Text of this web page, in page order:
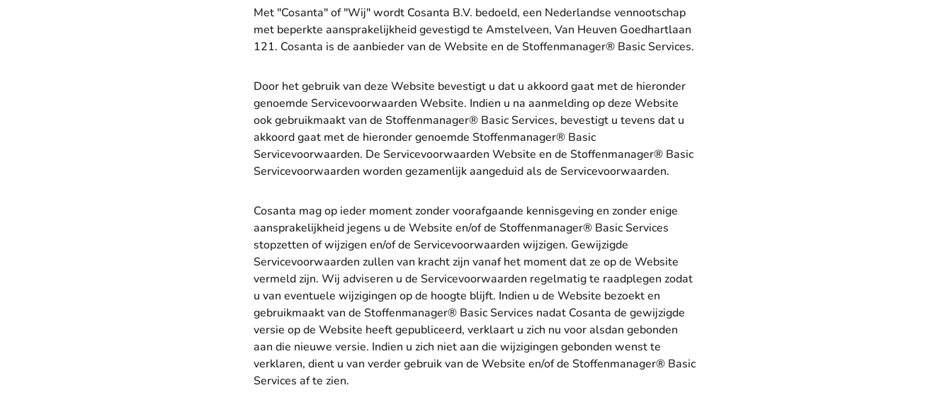
Met "Cosanta" of "Wij" wordt Cosanta B.V. bedoeld, een Nederlandse vennootschap
met beperkte aansprakelijkheid gevestigd te Amstelveen, Van Heuven Goedhartlaan
121. Cosanta is de aanbieder van de Website en de Stoffenmanager® Basic Services.
Door het gebruik van deze Website bevestigt u dat u akkoord gaat met de hieronder
genoemde Servicevoorwaarden Website. Indien u na aanmelding op deze Website
ook gebruikmaakt van de Stoffenmanager® Basic Services, bevestigt u tevens dat u
akkoord gaat met de hieronder genoemde Stoffenmanager® Basic
Servicevoorwaarden. De Servicevoorwaarden Website en de Stoffenmanager® Basic
Servicevoorwaarden worden gezamenlijk aangeduid als de Servicevoorwaarden.
Cosanta mag op ieder moment zonder voorafgaande kennisgeving en zonder enige
aansprakelijkheid jegens u de Website en/of de Stoffenmanager® Basic Services
stopzetten of wijzigen en/of de Servicevoorwaarden wijzigen. Gewijzigde
Servicevoorwaarden zullen van kracht zijn vanaf het moment dat ze op de Website
vermeld zijn. Wij adviseren u de Servicevoorwaarden regelmatig te raadplegen zodat
u van eventuele wijzigingen op de hoogte blijft. Indien u de Website bezoekt en
gebruikmaakt van de Stoffenmanager® Basic Services nadat Cosanta de gewijzigde
versie op de Website heeft gepubliceerd, verklaart u zich nu voor alsdan gebonden
aan die nieuwe versie. Indien u zich niet aan die wijzigingen gebonden wenst te
verklaren, dient u van verder gebruik van de Website en/of de Stoffenmanager® Basic
Services af te zien.